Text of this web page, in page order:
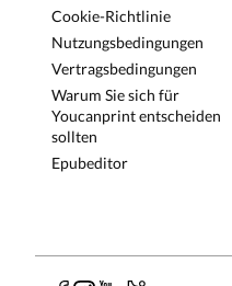
Cookie-Richtlinie
Nutzungsbedingungen
Vertragsbedingungen
Warum Sie sich für
Youcanprint entscheiden
sollten
Epubeditor